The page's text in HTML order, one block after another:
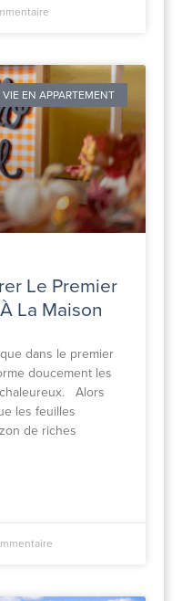
EN APPARTEMENT
Le Premier
La Maison
dans le premier
doucement les
Alors
les feuilles
de riches